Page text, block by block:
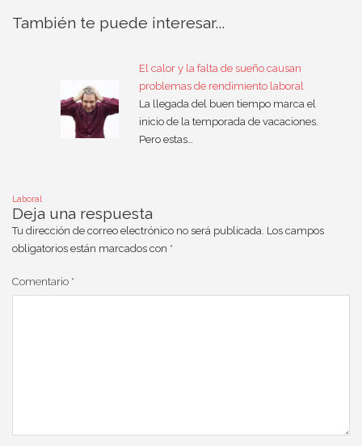
También te puede interesar...
El calor y la falta de sueño causan
problemas de rendimiento laboral
La llegada del buen tiempo marca el
inicio de la temporada de vacaciones.
Pero estas…
Laboral
Deja una respuesta
Tu dirección de correo electrónico no será publicada. Los campos
obligatorios están marcados con *
Comentario *